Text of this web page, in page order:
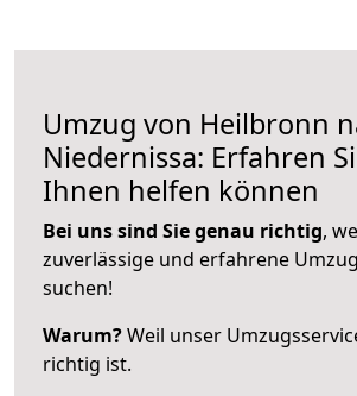
Umzug von Heilbronn
Niedernissa: Erfahren
Ihnen helfen können
Bei uns sind Sie genau richtig,
zuverlässige und erfahrene
suchen!
Warum?Weil unser
richtig ist.